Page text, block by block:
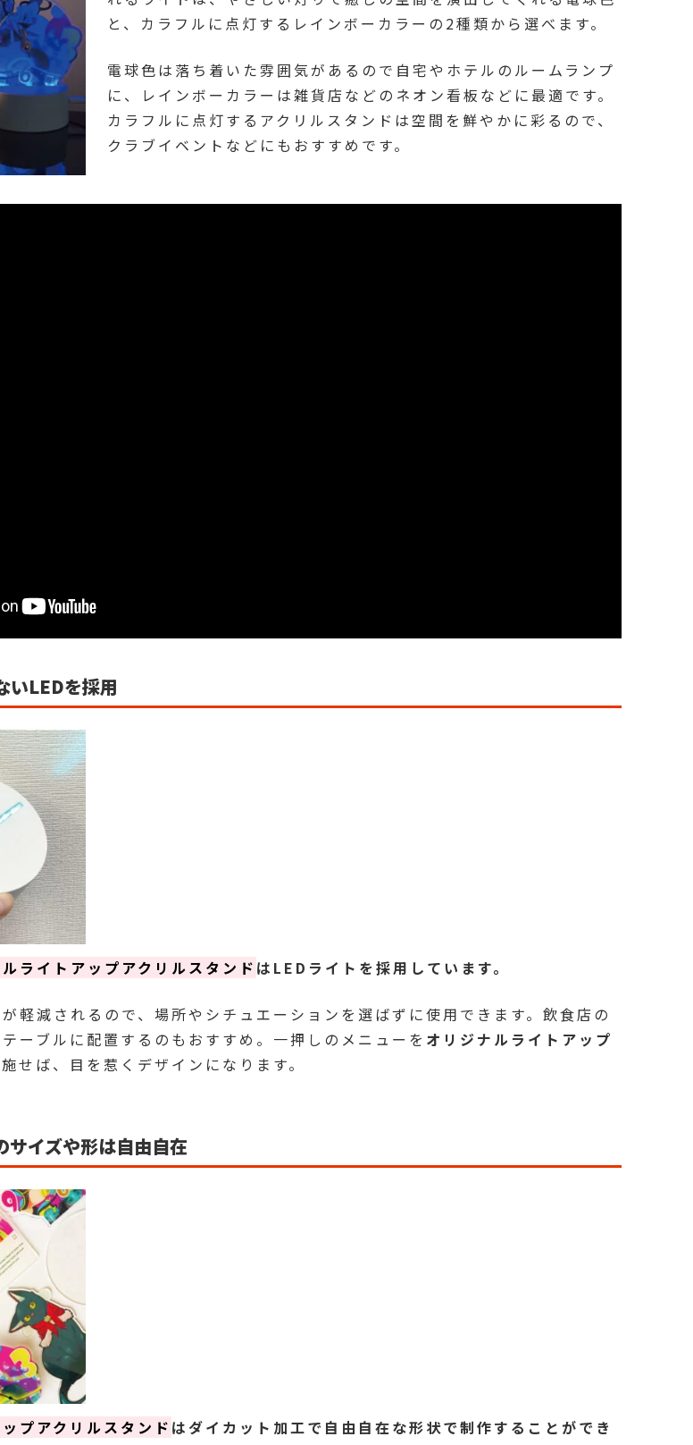
と、カラフルに点灯するレインボーカラーの2種類から選べます。
電球色は落ち着いた雰囲気があるので自宅やホテルのルームランプ
に、レインボーカラーは雑貨店などのネオン看板などに最適です。
カラフルに点灯するアクリルスタンドは空間を鮮やかに彩るので、
クラブイベントなどにもおすすめです。
いLEDを採用
ライトアップアクリルスタンド はLEDライトを採用しています。
軽減されるので、場所やシチュエーションを選ばずに使用できます。飲食店の
ーブルに配置するのもおすすめ。一押しのメニューを オリジナルライトアップ
せば、目を惹くデザインになります。
サイズや形は自由自在
プアクリルスタンド はダイカット加工で自由自在な形状で制作することができ